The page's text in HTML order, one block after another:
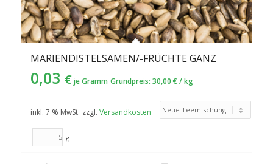
MARIENDISTELSAMEN/-FRÜCHTE GANZ
0,03 € je Gramm Grundpreis: 30,00 € /kg
inkl. 7 % MwSt. zzgl. Versandkosten
g